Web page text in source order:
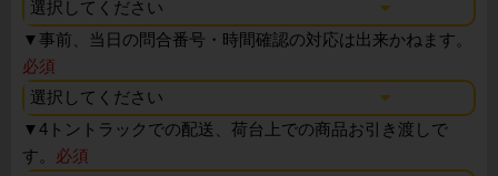
▼事前、当日の問合番号・時間確認の対応は出来かねます。
必須
▼4トントラックでの配送、荷台上での商品お引き渡しで
す。 必須